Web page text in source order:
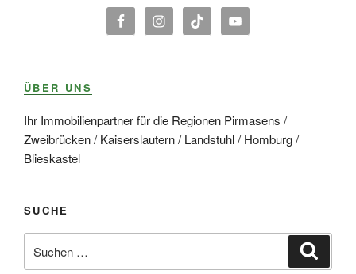
ÜBER UNS
Ihr Immobilienpartner für die Regionen Pirmasens /
Zweibrücken / Kaiserslautern / Landstuhl / Homburg /
Blieskastel
SUCHE
nach: